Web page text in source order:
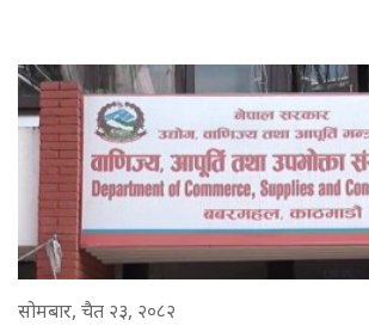
सोमबार, चैत २३, २०८२